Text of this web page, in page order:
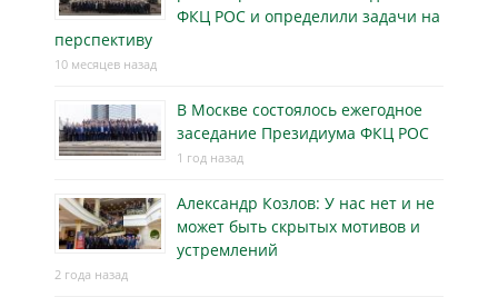
ФКЦ РОС и определили задачи на
перспективу
10 месяцев назад
В Москве состоялось ежегодное
заседание Президиума ФКЦ РОС
1 год назад
Александр Козлов: У нас нет и не
может быть скрытых мотивов и
устремлений
2 года назад